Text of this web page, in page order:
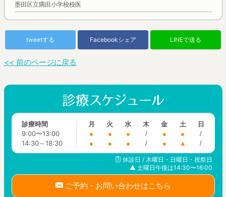
墨田区立隅田小学校校医
tweetする Facebookシェア LINEで送る
<< 前のページに戻る
診療時間
9:00〜13:00
14:30～18:30
月
●
●
火
●
●
水
●
●
木
/
/
金
●
●
土
●
▲
日
/
/
休診日 / 木曜日・日曜日・祝祭日
▲ 土曜日午後は14:30〜16:00
ご予約・お問い合わせはこちら